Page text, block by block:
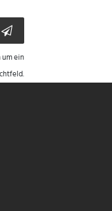
um ein